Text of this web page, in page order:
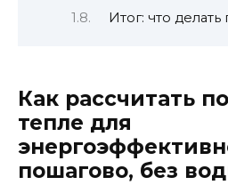
Итог: что
Как рассчитать
тепле для
пошагово, без